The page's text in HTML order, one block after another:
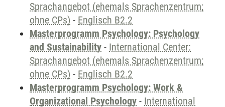
Sprachangebot (ehemals Sprachenzentrum;
ohne CPs) - Englisch B2.2
Masterprogramm Psychology: Psychology
and Sustainability - International Center:
Sprachangebot (ehemals Sprachenzentrum;
ohne CPs) - Englisch B2.2
Masterprogramm Psychology: Work &
Organizational Psychology - International